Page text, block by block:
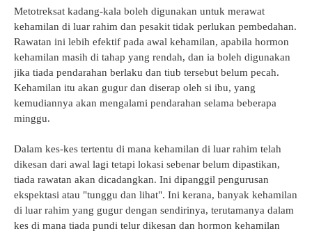
Metotreksat kadang-kala boleh digunakan untuk merawat
kehamilan di luar rahim dan pesakit tidak perlukan pembedahan.
Rawatan ini lebih efektif pada awal kehamilan, apabila hormon
kehamilan masih di tahap yang rendah, dan ia boleh digunakan
jika tiada pendarahan berlaku dan tiub tersebut belum pecah.
Kehamilan itu akan gugur dan diserap oleh si ibu, yang
kemudiannya akan mengalami pendarahan selama beberapa
minggu.
Dalam kes-kes tertentu di mana kehamilan di luar rahim telah
dikesan dari awal lagi tetapi lokasi sebenar belum dipastikan,
tiada rawatan akan dicadangkan. Ini dipanggil pengurusan
ekspektasi atau "tunggu dan lihat". Ini kerana, banyak kehamilan
di luar rahim yang gugur dengan sendirinya, terutamanya dalam
kes di mana tiada pundi telur dikesan dan hormon kehamilan